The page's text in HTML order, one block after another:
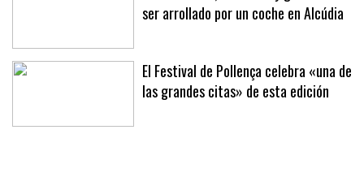
Un motorista, herido muy grave tras
El Festival de Pollença celebra «una de